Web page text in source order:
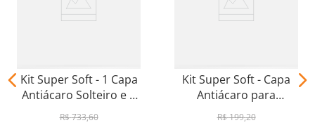
Kit Super Soft - 1 Capa
Antiácaro Solteiro e 2
Capas de Travesseiro
R$733,60
Kit Super Soft - Capa
Antiácaro para
Travesseiro Padrão
R$199,20